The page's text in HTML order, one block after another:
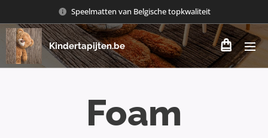
Speelmatten van Belgische topkwaliteit
Kindertapijten.be
Foam